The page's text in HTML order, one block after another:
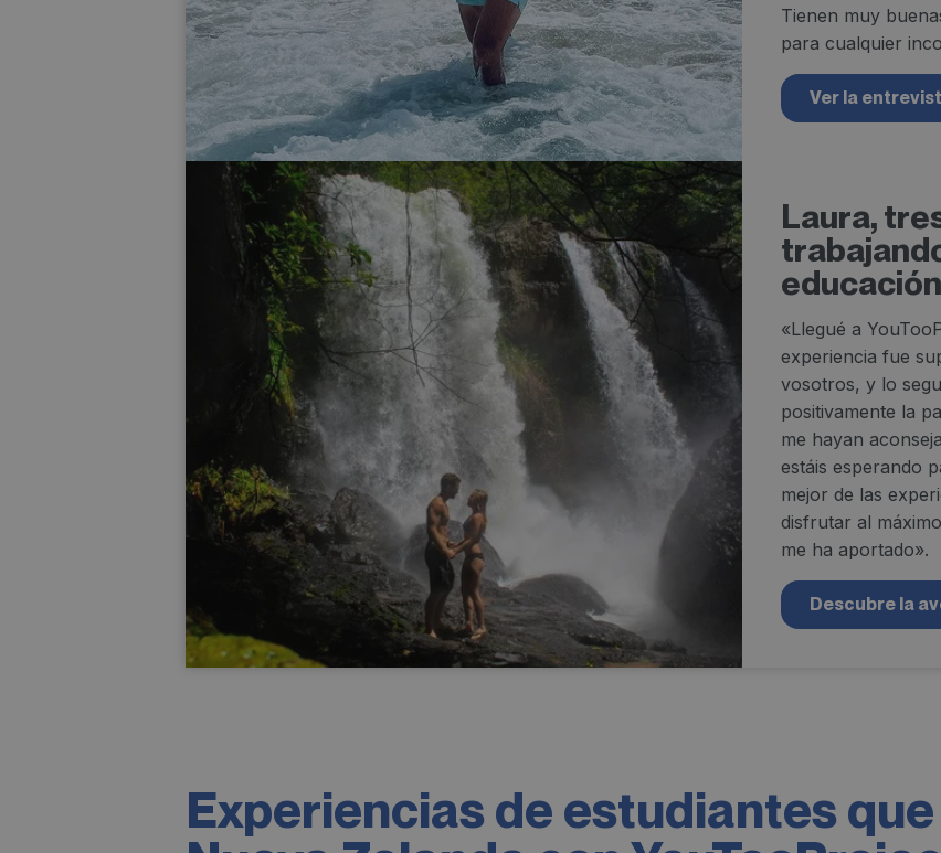
Tienen muy
para cualquier
Ver la
Laura,
«Llegué a
experiencia fue
vosotros, y lo
positivamente la
me hayan
estáis esperando
mejor de las
disfrutar al
me ha aportado».
Descubre la
Experiencias de estudiantes